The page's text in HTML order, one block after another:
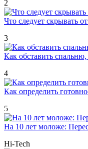
2
Что следует скрывать
3
Как обставить
4
Как определить
5
На 10 лет моложе:
Hi-Tech